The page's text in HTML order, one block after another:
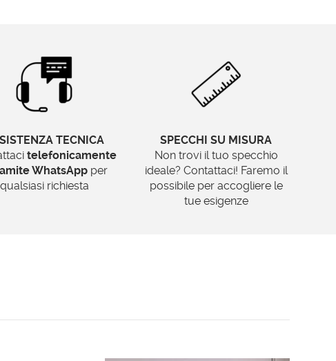
TECNICA
telefonicamente
WhatsAppper
qualsiasi richiesta
SPECCHI SU MISURA
Non trovi il tuo specchio
ideale? Contattaci! Faremo il
possibile per accogliere le
tue esigenze